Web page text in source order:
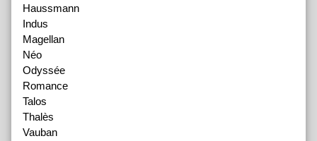
Haussmann
Indus
Magellan
Néo
Odyssée
Romance
Talos
Thalès
Vauban